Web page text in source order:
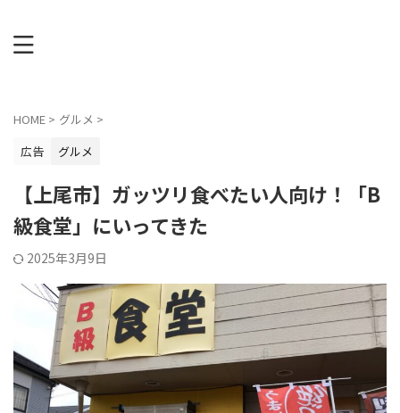
HOME > グルメ >
広告
グルメ
【上尾市】ガッツリ食べたい人向け！「B
級食堂」にいってきた
2025年3月9日